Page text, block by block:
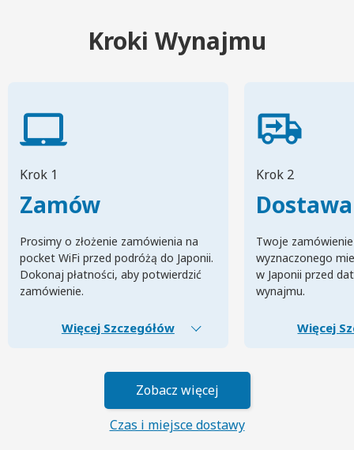
Kroki Wynajmu
Krok 1
Zamów
Prosimy o złożenie zamówienia na
pocket WiFi przed podróżą do Japonii.
Dokonaj płatności, aby potwierdzić
zamówienie.
Więcej Szczegółów
Krok 2
Dostawa
Twoje
wyznaczonego
w Japonii przed
wynajmu.
Więcej
Zobacz więcej
Czas i miejsce dostawy